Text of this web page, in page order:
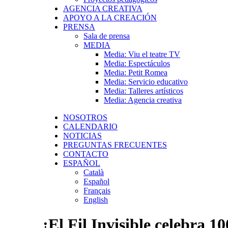
AGENCIA CREATIVA
APOYO A LA CREACIÓN
PRENSA
Sala de prensa
MEDIA
Media: Viu el teatre TV
Media: Espectáculos
Media: Petit Romea
Media: Servicio educativo
Media: Talleres artísticos
Media: Agencia creativa
NOSOTROS
CALENDARIO
NOTICIAS
PREGUNTAS FRECUENTES
CONTACTO
ESPAÑOL
Català
Español
Français
English